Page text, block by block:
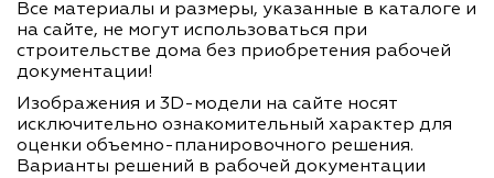
Все материалы и размеры, указанные в каталоге и
на сайте, не могут использоваться при
строительстве дома без приобретения рабочей
документации!
Изображения и 3D-модели на сайте носят
исключительно ознакомительный характер для
оценки объемно-планировочного решения.
Варианты решений в рабочей документации